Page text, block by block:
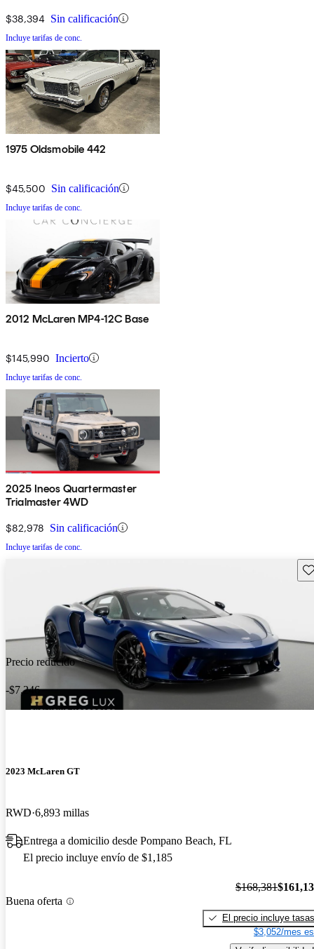
$38,394 Sin calificación
Incluye tarifas de conc.
1975 Oldsmobile 442
$45,500 Sin calificación
Incluye tarifas de conc.
2012 McLaren MP4-12C Base
$145,990 Incierto
Incluye tarifas de conc.
2025 Ineos Quartermaster
Trialmaster 4WD
$82,978 Sin calificación
Incluye tarifas de conc.
Precio reducido
-$7,246
2023 McLaren GT
RWD 6,893 millas
Entrega a domicilio desde Pompano Beach, FL
El precio incluye envío de $1,185
Buena oferta
$168,381
El precio incluye tasas
$3,052/mes